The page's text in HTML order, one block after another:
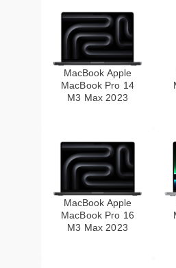
MacBook Apple
MacBook Pro 14
M3 Max 2023
MacBook Apple
MacBook Pro 16
M3 Max 2023